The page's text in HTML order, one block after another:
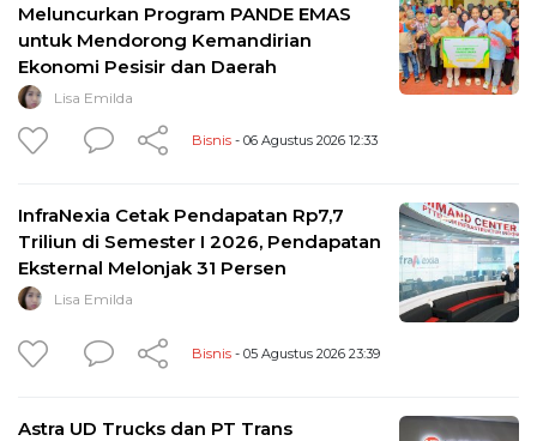
Meluncurkan Program PANDE EMAS
untuk Mendorong Kemandirian
Ekonomi Pesisir dan Daerah
Lisa Emilda
Bisnis - 06 Agustus 2026 12:33
InfraNexia Cetak Pendapatan Rp7,7
Triliun di Semester I 2026, Pendapatan
Eksternal Melonjak 31 Persen
Lisa Emilda
Bisnis - 05 Agustus 2026 23:39
Astra UD Trucks dan PT Trans